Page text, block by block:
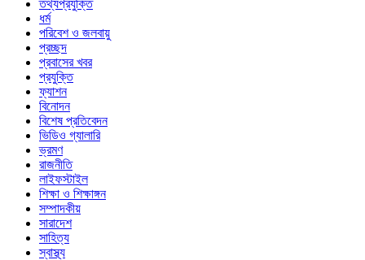
তথ্যপ্রযুক্তি
ধর্ম
পরিবেশ ও জলবায়ু
প্রচ্ছদ
প্রবাসের খবর
প্রযুক্তি
ফ্যাশন
বিনোদন
বিশেষ প্রতিবেদন
ভিডিও গ্যালারি
ভ্রমণ
রাজনীতি
লাইফস্টাইল
শিক্ষা ও শিক্ষাঙ্গন
সম্পাদকীয়
সারাদেশ
সাহিত্য
স্বাস্থ্য